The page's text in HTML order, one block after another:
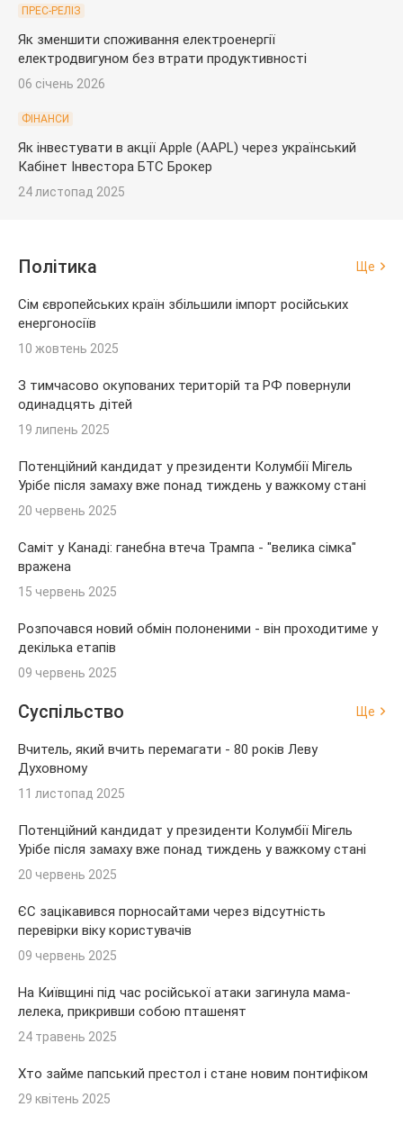
ПРЕС-РЕЛІЗ
Як зменшити споживання електроенергії
електродвигуном без втрати продуктивності
06 січень 2026
ФІНАНСИ
Як інвестувати в акції Apple (AAPL) через український
Кабінет Інвестора БТС Брокер
24 листопад 2025
Політика Ще
Сім європейських країн збільшили імпорт російських
енергоносіїв
10 жовтень 2025
З тимчасово окупованих територій та РФ повернули
одинадцять дітей
19 липень 2025
Потенційний кандидат у президенти Колумбії Мігель
Урібе після замаху вже понад тиждень у важкому стані
20 червень 2025
Саміт у Канаді: ганебна втеча Трампа - "велика сімка"
вражена
15 червень 2025
Розпочався новий обмін полоненими - він проходитиме у
декілька етапів
09 червень 2025
Суспільство Ще
Вчитель, який вчить перемагати - 80 років Леву
Духовному
11 листопад 2025
Потенційний кандидат у президенти Колумбії Мігель
Урібе після замаху вже понад тиждень у важкому стані
20 червень 2025
ЄС зацікавився порносайтами через відсутність
перевірки віку користувачів
09 червень 2025
На Київщині під час російської атаки загинула мама-
лелека, прикривши собою пташенят
24 травень 2025
Хто займе папський престол і стане новим понтифіком
29 квітень 2025